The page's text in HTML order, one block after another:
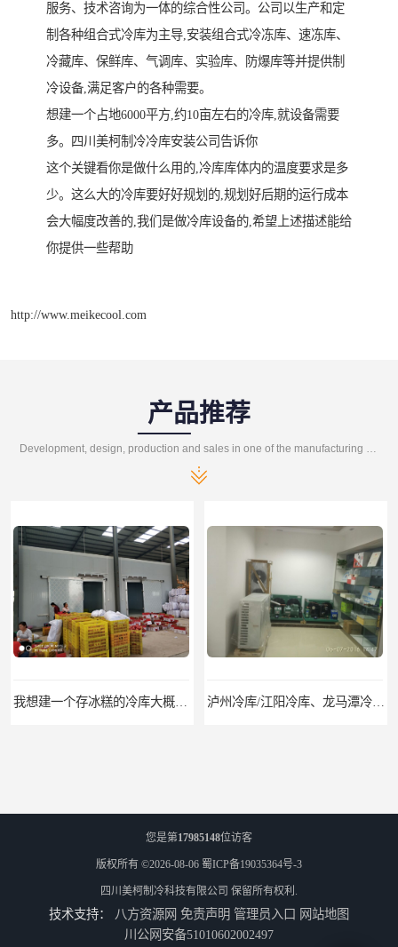
服务、技术咨询为一体的综合性公司。公司以生产和定
制各种组合式冷库为主导,安装组合式冷冻库、速冻库、
冷藏库、保鲜库、气调库、实验库、防爆库等并提供制
冷设备,满足客户的各种需要。
想建一个占地6000平方,约10亩左右的冷库,就设备需要
多。四川美柯制冷冷库安装公司告诉你
这个关键看你是做什么用的,冷库库体内的温度要求是多
少。这么大的冷库要好好规划的,规划好后期的运行成本
会大幅度改善的,我们是做冷库设备的,希望上述描述能给
你提供一些帮助
http://www.meikecool.com
产品推荐
遂宁冻库/遂宁冻库价格/遂宁冻库安装
您是第17985148位访客
版权所有 ©2026-08-06 蜀ICP备19035364号-3
四川美柯制冷科技有限公司 保留所有权利.
技术支持： 八方资源网 免责声明 管理员入口 网站地图
川公网安备51010602002497